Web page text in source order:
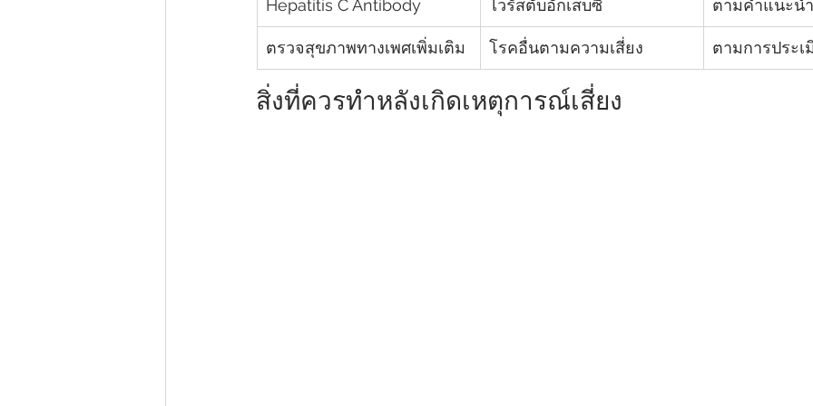
Hepatitis C Antibody ไวรัสตับอักเสบซี ตามคำแนะน
ตรวจสุขภาพทางเพศเพิ่มเติม โรคอื่นตามความเสี่ยง ตามการประ
สิ่งที่ควรทำหลังเกิดเหตุการณ์เสี่ยง